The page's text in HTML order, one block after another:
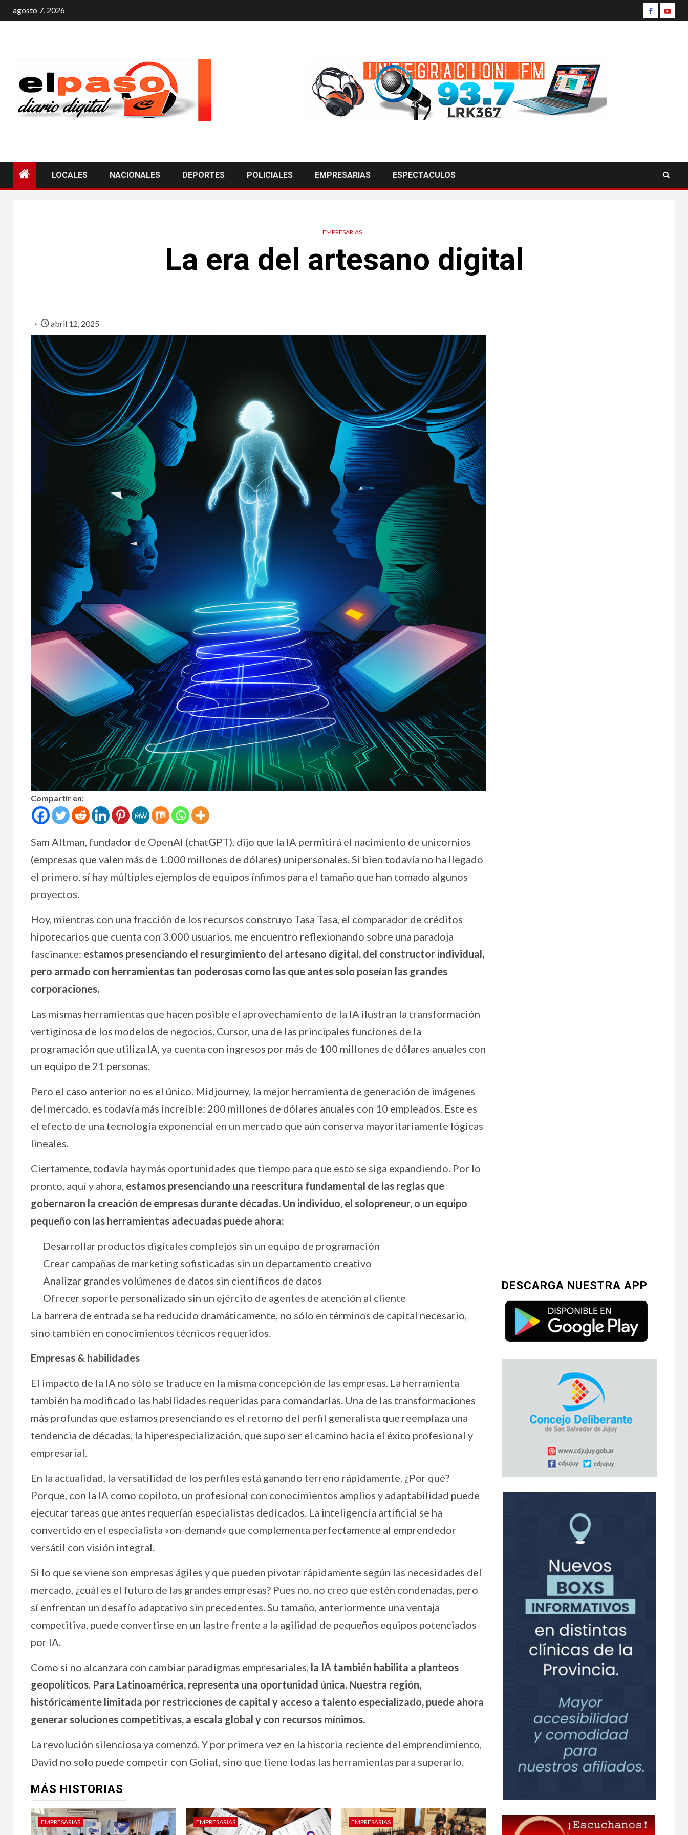
agosto 7, 2026
LOCALES NACIONALES DEPORTES POLICIALES EMPRESARIAS ESPECTACULOS
EMPRESARIAS
La era del artesano digital
abril 12, 2025
Compartir en:
Sam Altman, fundador de OpenAI (chatGPT), dijo que la IA permitirá el nacimiento de unicornios
(empresas que valen más de 1.000 millones de dólares) unipersonales. Si bien todavía no ha llegado
el primero, sí hay múltiples ejemplos de equipos ínfimos para el tamaño que han tomado algunos
proyectos.
Hoy, mientras con una fracción de los recursos construyo Tasa Tasa, el comparador de créditos
hipotecarios que cuenta con 3.000 usuarios, me encuentro reflexionando sobre una paradoja
fascinante: estamos presenciando el resurgimiento del artesano digital, del constructor individual,
pero armado con herramientas tan poderosas como las que antes solo poseían las grandes
corporaciones.
Las mismas herramientas que hacen posible el aprovechamiento de la IA ilustran la transformación
vertiginosa de los modelos de negocios. Cursor, una de las principales funciones de la
programación que utiliza IA, ya cuenta con ingresos por más de 100 millones de dólares anuales con
un equipo de 21 personas.
Pero el caso anterior no es el único. Midjourney, la mejor herramienta de generación de imágenes
del mercado, es todavía más increíble: 200 millones de dólares anuales con 10 empleados. Este es
el efecto de una tecnología exponencial en un mercado que aún conserva mayoritariamente lógicas
lineales.
Ciertamente, todavía hay más oportunidades que tiempo para que esto se siga expandiendo. Por lo
pronto, aquí y ahora, estamos presenciando una reescritura fundamental de las reglas que
gobernaron la creación de empresas durante décadas. Un individuo, el solopreneur, o un equipo
pequeño con las herramientas adecuadas puede ahora:
Desarrollar productos digitales complejos sin un equipo de programación
Crear campañas de marketing sofisticadas sin un departamento creativo
Analizar grandes volúmenes de datos sin científicos de datos
Ofrecer soporte personalizado sin un ejército de agentes de atención al cliente
La barrera de entrada se ha reducido dramáticamente, no sólo en términos de capital necesario,
sino también en conocimientos técnicos requeridos.
Empresas & habilidades
El impacto de la IA no sólo se traduce en la misma concepción de las empresas. La herramienta
también ha modificado las habilidades requeridas para comandarlas. Una de las transformaciones
más profundas que estamos presenciando es el retorno del perfil generalista que reemplaza una
tendencia de décadas, la hiperespecialización, que supo ser el camino hacia el éxito profesional y
empresarial.
En la actualidad, la versatilidad de los perfiles está ganando terreno rápidamente. ¿Por qué?
Porque, con la IA como copiloto, un profesional con conocimientos amplios y adaptabilidad puede
ejecutar tareas que antes requerían especialistas dedicados. La inteligencia artificial se ha
convertido en el especialista «on-demand» que complementa perfectamente al emprendedor
versátil con visión integral.
Si lo que se viene son empresas ágiles y que pueden pivotar rápidamente según las necesidades del
mercado, ¿cuál es el futuro de las grandes empresas? Pues no, no creo que estén condenadas, pero
sí enfrentan un desafío adaptativo sin precedentes. Su tamaño, anteriormente una ventaja
competitiva, puede convertirse en un lastre frente a la agilidad de pequeños equipos potenciados
por IA.
Como si no alcanzara con cambiar paradigmas empresariales, la IA también habilita a planteos
geopolíticos. Para Latinoamérica, representa una oportunidad única. Nuestra región,
históricamente limitada por restricciones de capital y acceso a talento especializado, puede ahora
generar soluciones competitivas, a escala global y con recursos mínimos.
La revolución silenciosa ya comenzó. Y por primera vez en la historia reciente del emprendimiento,
David no solo puede competir con Goliat, sino que tiene todas las herramientas para superarlo.
MÁS HISTORIAS
EMPRESARIAS EMPRESARIAS EMPRESARIAS
DESCARGA NUESTRA APP